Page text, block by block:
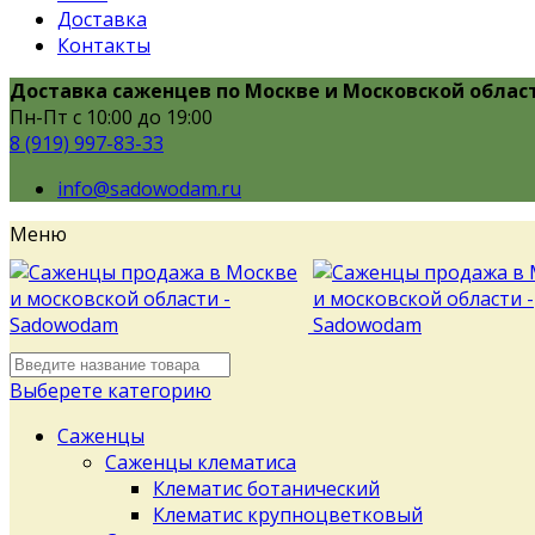
Доставка
Контакты
Доставка саженцев по Москве и Московской
Пн-Пт с 10:00 до 19:00
8 (919) 997-83-33
info@sadowodam.ru
Меню
Выберете категорию
Саженцы
Саженцы клематиса
Клематис ботанический
Клематис крупноцветковый